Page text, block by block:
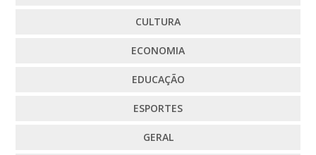
CULTURA
ECONOMIA
EDUCAÇÃO
ESPORTES
GERAL